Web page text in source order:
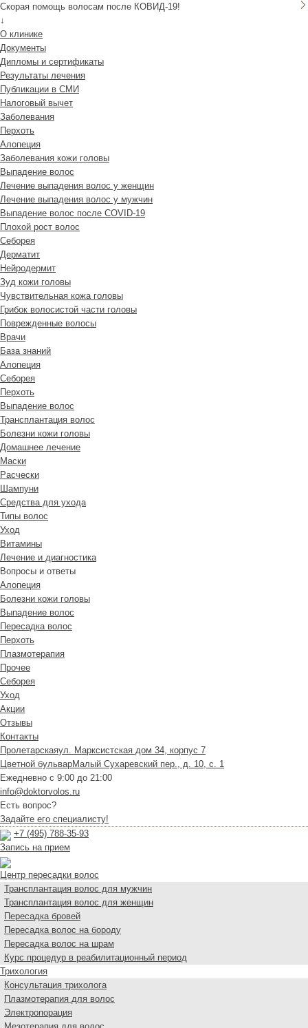
Скорая помощь волосам после КОВИД-19!
↓
О клинике
Документы
Дипломы и сертификаты
Результаты лечения
Публикации в СМИ
Налоговый вычет
Заболевания
Перхоть
Алопеция
Заболевания кожи головы
Выпадение волос
Лечение выпадения волос у женщин
Лечение выпадения волос у мужчин
Выпадение волос после COVID-19
Плохой рост волос
Cеборея
Дерматит
Нейродермит
Зуд кожи головы
Чувствительная кожа головы
Грибок волосистой части головы
Поврежденные волосы
Врачи
База знаний
Алопеция
Себорея
Перхоть
Выпадение волос
Трансплантация волос
Болезни кожи головы
Домашнее лечение
Маски
Расчески
Шампуни
Средства для ухода
Типы волос
Уход
Витамины
Лечение и диагностика
Вопросы и ответы
Алопеция
Болезни кожи головы
Выпадение волос
Пересадка волос
Перхоть
Плазмотерапия
Прочее
Себорея
Уход
Акции
Отзывы
Контакты
Пролетарскаяул. Марксистская дом 34, корпус 7
Цветной бульварМалый Сухаревский пер., д. 10, с. 1
Ежедневно с 9:00 до 21:00
info@doktorvolos.ru
Есть вопрос?
Задайте его специалисту!
+7 (495) 788-35-93
Запись на прием
Центр пересадки волос
Трансплантация волос для мужчин
Трансплантация волос для женщин
Пересадка бровей
Пересадка волос на бороду
Пересадка волос на шрам
Курс процедур в реабилитационный период
Трихология
Консультация трихолога
Плазмотерапия для волос
Электропорация